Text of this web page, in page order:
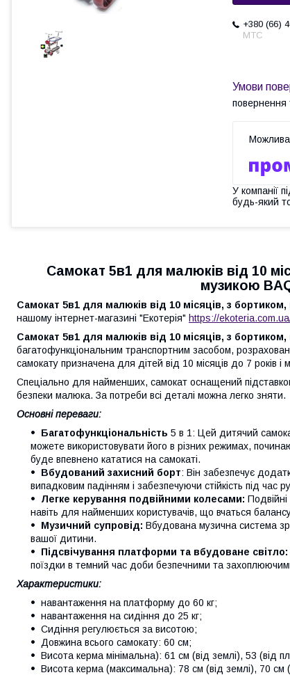
+380 (66)
МТС
повернення
У компанії
будь-який
Самокат 5в1 для малюків від 10
музикою
Самокат 5в1 для малюків від 10 місяців, з
нашому інтернет-магазині "Екотерія" https://
Самокат 5в1 для малюків від 10 місяців, з
багатофункціональним транспортним засобом,
самокату призначена для дітей від 10 місяців до 7 років і
Спеціально для найменших, самокат оснащений
безпеки малюка. За потреби всі деталі можна легко зняти.
Основні переваги:
Багатофункціональність 5 в 1: Цей дитячий
можете використовувати його в різних режимах,
буде впевнено кататися на самокаті.
Вбудований захисний борт: Він забезпечує
випадковим падінням і забезпечуючи стійкість під час
Легке керування подвійними колесами:
навіть для найменших користувачів, що вчаться
Музичний супровід: Вбудована музична система
вашої дитини.
Підсвічування платформи та вбудоване світло:
поїздки в темний час доби безпечними та
Характеристики:
навантаження на платформу до 60 кг;
навантаження на сидіння до 25 кг;
Сидіння регулюється за висотою;
Довжина всього самокату: 60 см;
Висота керма мінімальна): 61 см (від землі), 53 (від
Висота керма (максимальна): 78 см (від землі), 70 см